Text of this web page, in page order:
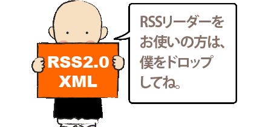
2011年6月(13)
2011年5月
2011年4月
(17)
2011年3月(15)
2011年2月(22)
2011年1月(22)
2010年12月(21)
2010年11月
(14)
2010年9月(16)
新聞社で使われる用語の解説など
makotoさんの御符内巡礼記
東京の巡礼記です
POLYHEDON
いろいろなことが書いてあるよ
bunchan
あちこち行って！
目白鍼灸院
日本人の繊細な体質にあわせた、やさしく気持ちよい鍼灸治療で